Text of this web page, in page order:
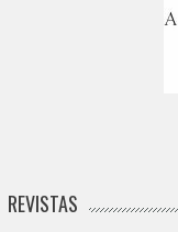
REVISTAS